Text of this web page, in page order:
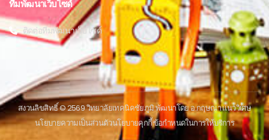
ทีมพัฒนาเว็บไซด์
ติดต่อทีมพัฒนาเว็บไซด์
สงวนลิขสิทธิ์ © 2569 วิทยาลัยเทคนิคชัยภูมิ พัฒนาโดย อ.กฤษณา แนววิเศษ
นโยบายความเป็นส่วนตัวนโยบายคุกกี้ข้อกําหนดในการให้บริการ